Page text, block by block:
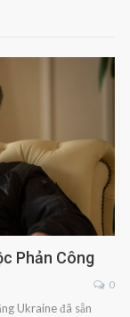
Phản Công
0
Ukraine đã sẵn